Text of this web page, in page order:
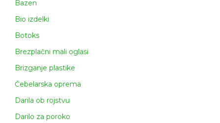
Bazen
Bio izdelki
Botoks
Brezplačni mali oglasi
Brizganje plastike
Čebelarska oprema
Darila ob rojstvu
Darilo za poroko